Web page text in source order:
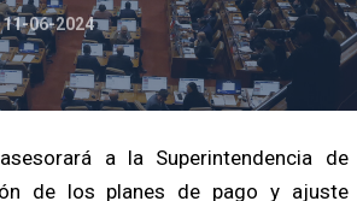
11-06-2024
a la Superintendencia de
de los planes de pago y ajuste